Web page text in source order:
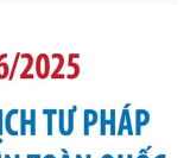
Tài chính: Bãi
tháng 12 năm
thực hiện xử
bạc nhà nước